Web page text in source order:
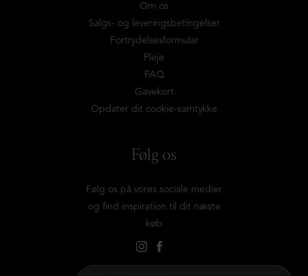
Om os
Salgs- og leveringsbetingelser
Fortrydelsesformular
Pleje
FAQ
Gavekort
Opdater dit cookie-samtykke
Følg os
Følg os på vores sociale medier
og find inspiration til dit næste
køb